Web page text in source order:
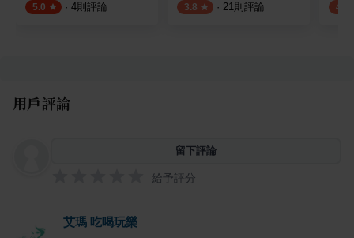
5.0 · 4則評論 3.8 · 21則評論 4.0
用戶評論
留下評論
給予評分
艾瑪 吃喝玩樂